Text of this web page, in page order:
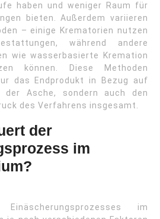
haben und weniger Raum für
bieten. Außerdem variieren
– einige Krematorien nutzen
während andere
wie wasserbasierte Kremation
können. Diese Methoden
das Endprodukt in Bezug auf
der Asche, sondern auch den
des Verfahrens insgesamt.
der
im
im